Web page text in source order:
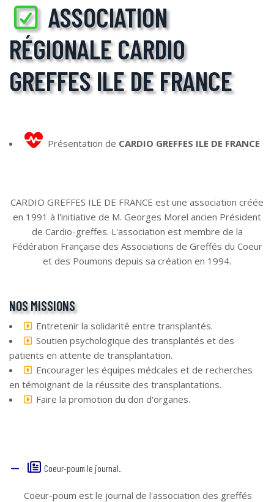
ASSOCIATION
RÉGIONALE CARDIO
GREFFES ILE DE FRANCE
Présentation de CARDIO GREFFES ILE DE FRANCE
CARDIO GREFFES ILE DE FRANCE est une association créée
en 1991 à l'initiative de M. Georges Morel ancien Président
de Cardio-greffes. L'association est membre de la
Fédération Française des Associations de Greffés du Coeur
et des Poumons depuis sa création en 1994.
NOS MISSIONS
Entretenir la solidarité entre transplantés.
Soutien psychologique des transplantés et des
patients en attente de transplantation.
Encourager les équipes médcales et de recherches
en témoignant de la réussite des transplantations.
Faire la promotion du don d'organes.
Coeur-poum le journal.
Coeur-poum est le journal de l'association des greffés